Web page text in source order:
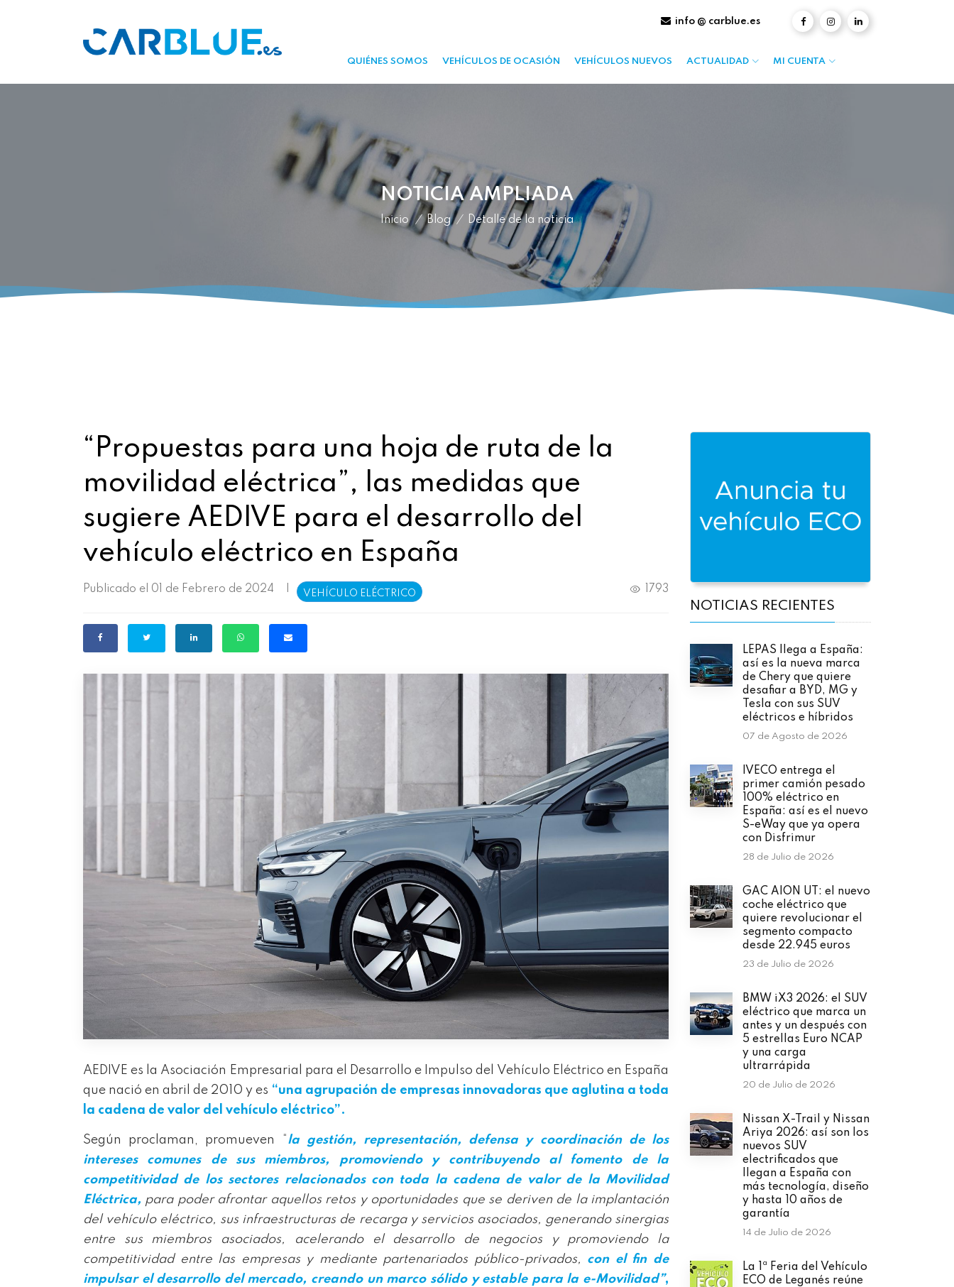
info @ carblue.es
QUIÉNES SOMOS VEHÍCULOS DE OCASIÓN VEHÍCULOS NUEVOS ACTUALIDAD MI CUENTA
NOTICIA AMPLIADA
Inicio / Blog / Detalle de la noticia
“Propuestas para una hoja de ruta de la
movilidad eléctrica”, las medidas que
sugiere AEDIVE para el desarrollo del
vehículo eléctrico en España
Publicado el 01 de Febrero de 2024 VEHÍCULO ELÉCTRICO 1793
AEDIVE es la Asociación Empresarial para el Desarrollo e Impulso del Vehículo Eléctrico en España
que nació en abril de 2010 y es “una agrupación de empresas innovadoras que aglutina a toda
la cadena de valor del vehículo eléctrico”.
Según proclaman, promueven “ la gestión, representación, defensa y coordinación de los
intereses comunes de sus miembros, promoviendo y contribuyendo al fomento de la
competitividad de los sectores relacionados con toda la cadena de valor de la Movilidad
Eléctrica, para poder afrontar aquellos retos y oportunidades que se deriven de la implantación
del vehículo eléctrico, sus infraestructuras de recarga y servicios asociados, generando sinergias
entre sus miembros asociados, acelerando el desarrollo de negocios y promoviendo la
competitividad entre las empresas y mediante partenariados público-privados, con el fin de
impulsar el desarrollo del mercado, creando un marco sólido y estable para la e-Movilidad”,
NOTICIAS RECIENTES
LEPAS llega a España:
así es la nueva marca
de Chery que quiere
desafiar a BYD, MG y
Tesla con sus SUV
eléctricos e híbridos
07 de Agosto de 2026
IVECO entrega el
primer camión pesado
100% eléctrico en
España: así es el nuevo
S-eWay que ya opera
con Disfrimur
28 de Julio de 2026
GAC AION UT: el nuevo
coche eléctrico que
quiere revolucionar el
segmento compacto
desde 22.945 euros
23 de Julio de 2026
BMW iX3 2026: el SUV
eléctrico que marca un
antes y un después con
5 estrellas Euro NCAP
y una carga
ultrarrápida
20 de Julio de 2026
Nissan X-Trail y Nissan
Ariya 2026: así son los
nuevos SUV
electrificados que
llegan a España con
más tecnología, diseño
y hasta 10 años de
garantía
14 de Julio de 2026
La 1ª Feria del Vehículo
ECO de Leganés reúne